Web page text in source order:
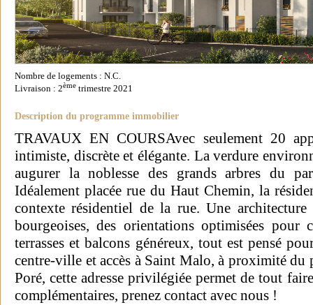
Nombre de logements : N.C.
Livraison : 2ème trimestre 2021
Description du programme immobilier
TRAVAUX EN COURSAvec seulement 20
intimiste, discrète et élégante. La verdure
augurer la noblesse des grands arbres du
Idéalement placée rue du Haut Chemin, la
contexte résidentiel de la rue. Une architecture
bourgeoises, des orientations optimisées pour
terrasses et balcons généreux, tout est pensé
centre-ville et accès à Saint Malo, à proximité du
Poré, cette adresse privilégiée permet de tout
complémentaires, prenez contact avec nous !